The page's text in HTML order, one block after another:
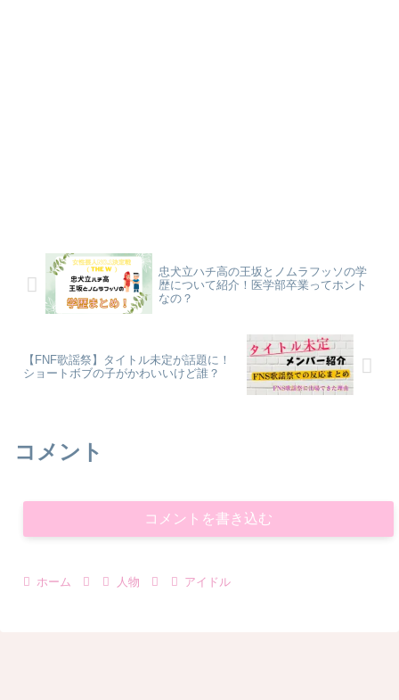
忠犬立ハチ高の王坂とノムラフッソの学
歴について紹介！医学部卒業ってホント
なの？
【FNF歌謡祭】タイトル未定が話題に！
ショートボブの子がかわいいけど誰？
コメント
コメントを書き込む
ホーム 人物 アイドル